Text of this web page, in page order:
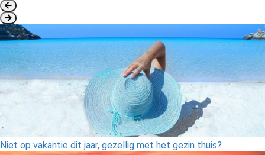
Niet op vakantie dit jaar, gezellig met het gezin thuis?